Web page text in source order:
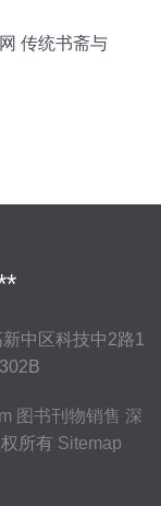
传统书斋与
中区科技中2路1
图书刊物销售 深
所有 Sitemap